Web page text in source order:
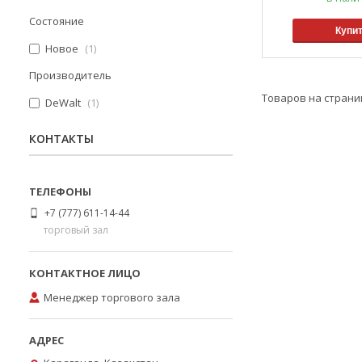
Состояние
Новое
1
Производитель
DeWalt
1
КОНТАКТЫ
+7 (777) 611-14-44
торговый зал
Менеджер торгового зала